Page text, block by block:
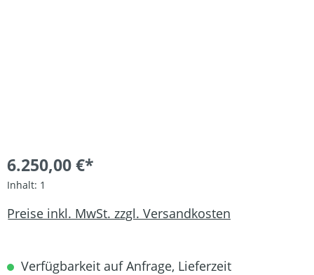
6.250,00 €*
Inhalt: 1
Preise inkl. MwSt. zzgl. Versandkosten
Verfügbarkeit auf Anfrage, Lieferzeit